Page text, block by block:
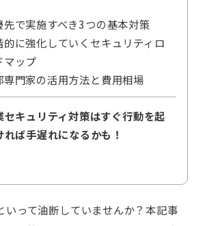
先で実施すべき3つの基本対策
的に強化していくセキュリティロ
マップ
専門家の活用方法と費用相場
セキュリティ対策はすぐ行動を起
れば手遅れになるかも！
いって油断していませんか？本記事